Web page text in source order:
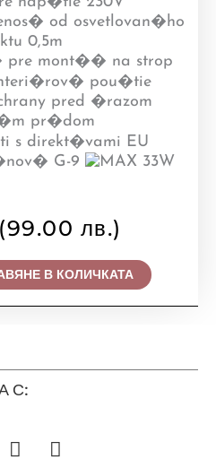
(99.00 лв.)
В КОЛИЧКАТА
С: